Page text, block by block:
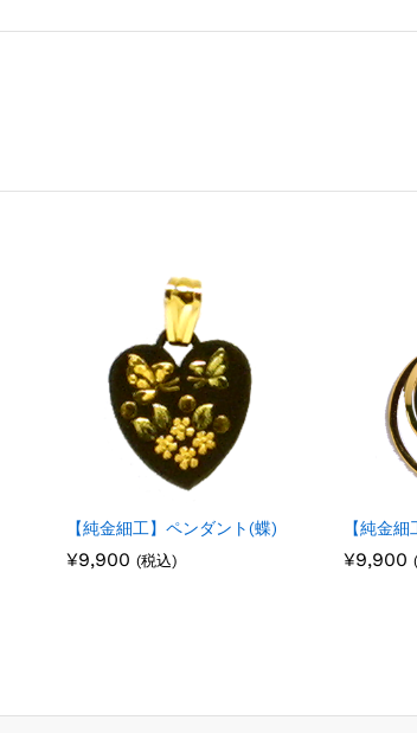
【純金細工】ペンダント(蝶)
¥9,900 (税込)
¥9,900
【純金
¥9,900
¥9,900